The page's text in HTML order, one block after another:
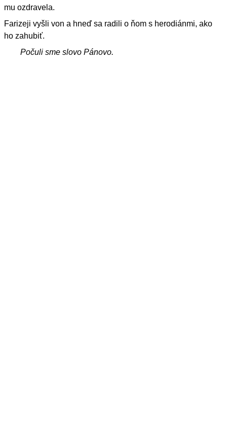
mu ozdravela.
Farizeji vyšli von a hneď sa radili o ňom s herodiánmi, ako
ho zahubiť.
Počuli sme slovo Pánovo.